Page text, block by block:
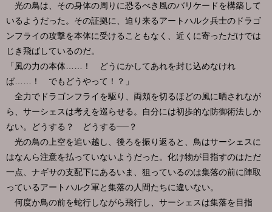
光の鳥は、その身体の周りに恐るべき風のバリケードを構築して
いるようだった。その証拠に、迫り来るアートハルク兵士のドラゴ
ンフライの攻撃を本体に受けることもなく、近くに寄っただけでは
じき飛ばしているのだ。
「風の力の本体……！ どうにかしてあれを封じ込めなけれ
ば……！ でもどうやって！？」
全力でドラゴンフライを駆り、両頬を切るほどの風に晒されなが
ら、サーシェスは考えを巡らせる。自分には初歩的な防御術法しか
ない。どうする？ どうする──？
光の鳥の上空を追い越し、後ろを振り返ると、鳥はサーシェスに
はなんら注意を払っていないようだった。化け物が目指すのはただ
一点、ナギサの支配下にあるいま、狙っているのは集落の前に陣取
っているアートハルク軍と集落の人間たちに違いない。
何度か鳥の前を蛇行しながら飛行し、サーシェスは集落を目指